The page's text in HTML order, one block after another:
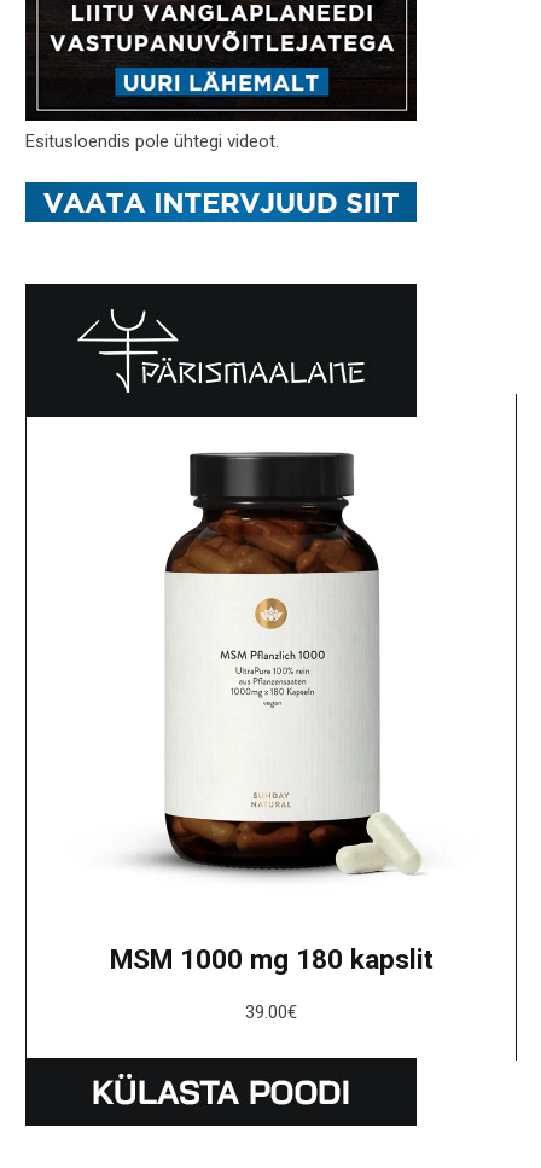
Esitusloendis pole ühtegi videot.
MSM 1000 mg 180 kapslit
39.00€